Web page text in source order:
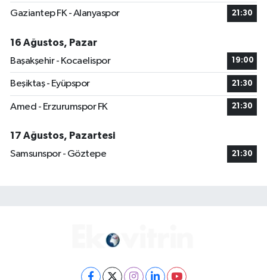
Gaziantep FK - Alanyaspor 21:30
16 Ağustos, Pazar
Başakşehir - Kocaelispor
19:00
Beşiktaş - Eyüpspor 21:30
Amed - Erzurumspor FK 21:30
17 Ağustos, Pazartesi
Samsunspor - Göztepe
21:30